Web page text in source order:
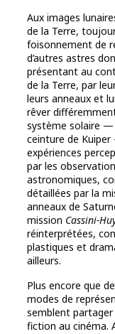
Aux images
de la Terre,
foisonnement de
d’autres astres
présentant au
de la Terre, par
leurs anneaux et
rêver
système solaire —
ceinture de
expériences
par les
astronomiques,
détaillées par la
anneaux de
mission Cassini-
réinterprétées,
plastiques et
ailleurs.
Plus encore que
modes de
semblent
fiction au cinéma.